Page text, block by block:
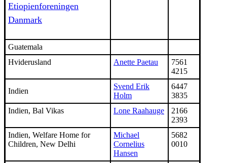
Etiopienforeningen
Danmark
Guatemala
Hviderusland
Anette Paetau
7561
4215
Indien
Svend Erik
Holm
6447
3835
Indien, Bal Vikas
Lone Raahauge
2166
2393
Indien, Welfare Home for
Children, New Delhi
Michael
Cornelius
Hansen
5682
0010